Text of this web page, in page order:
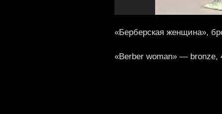
«Берберская женщина»,
«Berber woman» — bronze,